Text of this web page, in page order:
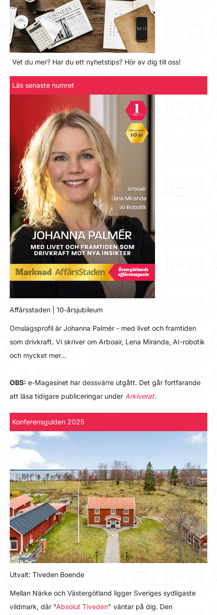
Vet du mer? Har du ett nyhetstips? Hör av dig till oss!
Läs senaste numret
Affärsstaden | 10-årsjubileum
Omslagsprofil är Johanna Palmér - med livet och framtiden
som drivkraft. Vi skriver om Arboair, Lena Miranda, AI-robotik
och mycket mer…
OBS: e-Magasinet har dessvärre utgått. Det går fortfarande
att läsa tidigare publiceringar under Arkiverat.
Konferensguiden 2025
Utvalt: Tiveden Boende
Mellan Närke och Västergötland ligger Sveriges sydligaste
vildmark, där "Absolut Tiveden" väntar på dig. Den